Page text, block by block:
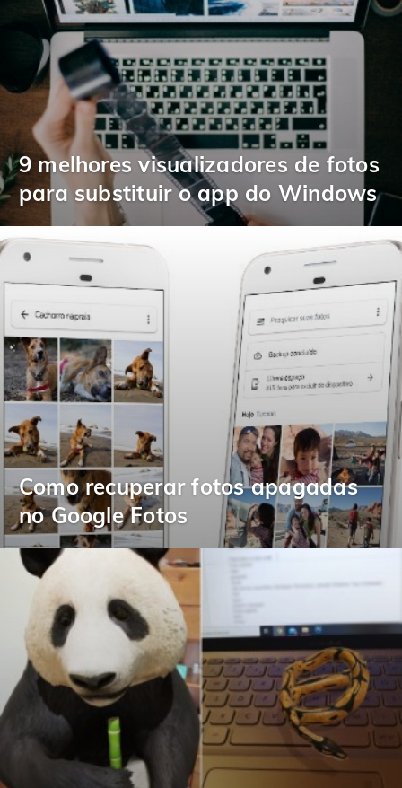
9 melhores visualizadores de fotos
para substituir o app do Windows
Como recuperar fotos apagadas
no Google Fotos